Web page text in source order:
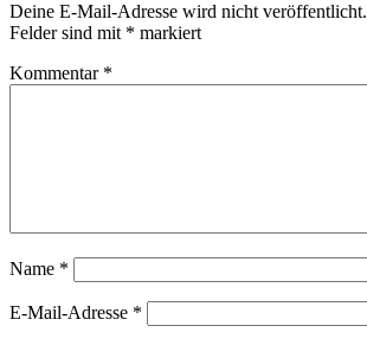
Deine E-Mail-Adresse wird nicht veröffentlicht.
Felder sind mit * markiert
Kommentar *
Name *
E-Mail-Adresse *